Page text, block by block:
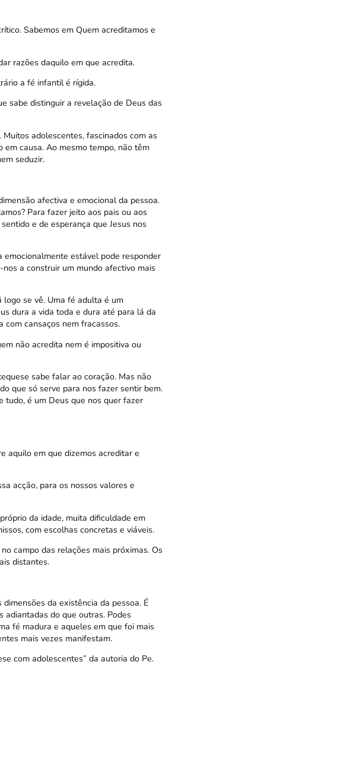
Sabemos em Quem acreditamos e
razões daquilo em que acredita.
a fé infantil é rígida.
sabe distinguir a revelação de Deus das
adolescentes, fascinados com as
causa. Ao mesmo tempo, não têm
seduzir.
afectiva e emocional da pessoa.
Para fazer jeito aos pais ou aos
e de esperança que Jesus nos
estável pode responder
a construir um mundo afectivo mais
logo se vê. Uma fé adulta é um
dura a vida toda e dura até para lá da
com cansaços nem fracassos.
não acredita nem é impositiva ou
sabe falar ao coração. Mas não
que só serve para nos fazer sentir bem.
tudo, é um Deus que nos quer fazer
aquilo em que dizemos acreditar e
acção, para os nossos valores e
da idade, muita dificuldade em
com escolhas concretas e viáveis.
campo das relações mais próximas. Os
distantes.
da existência da pessoa. É
adiantadas do que outras. Podes
fé madura e aqueles em que foi mais
mais vezes manifestam.
com adolescentes” da autoria do Pe.